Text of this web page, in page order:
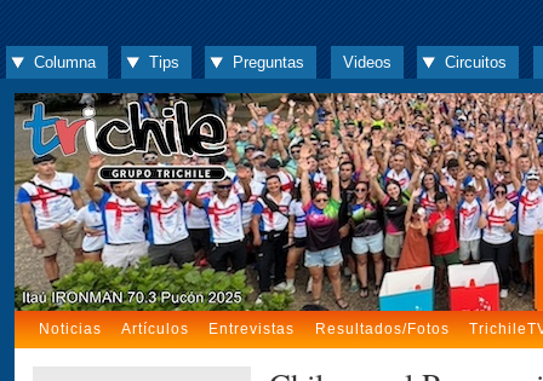
Columna Tips Preguntas Videos Circuitos
Noticias Artículos Entrevistas Resultados/Fotos